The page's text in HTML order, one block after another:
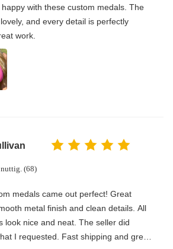
happy with these custom medals. The
and every detail is perfectly
work.
(68)
medals came out perfect! Great
metal finish and clean details. All
look nice and neat. The seller did
I requested. Fast shipping and great